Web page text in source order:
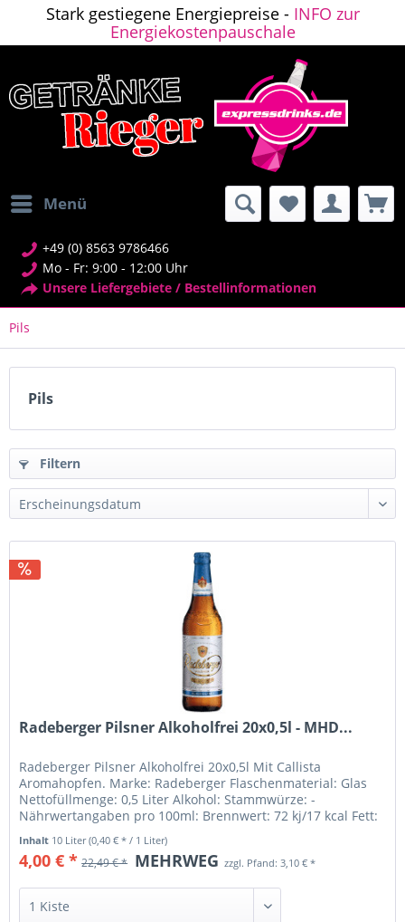
Stark gestiegene Energiepreise - INFO zur
Energiekostenpauschale
Menü
+49 (0) 8563 9786466
Mo - Fr: 9:00 - 12:00 Uhr
Unsere Liefergebiete / Bestellinformationen
Pils
Pils
Filtern
Radeberger Pilsner Alkoholfrei 20x0,5l - MHD...
Radeberger Pilsner Alkoholfrei 20x0,5l Mit Callista
Aromahopfen. Marke: Radeberger Flaschenmaterial: Glas
Nettofüllmenge: 0,5 Liter Alkohol: Stammwürze: -
Nährwertangaben pro 100ml: Brennwert: 72 kj/17 kcal Fett:
Inhalt 10 Liter(0,40 € * / 1 Liter)
4,00 € * 22,49 € * MEHRWEG zzgl. Pfand: 3,10 € *